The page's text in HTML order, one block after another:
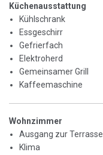
Küchenausstattung
Kühlschrank
Essgeschirr
Gefrierfach
Elektroherd
Gemeinsamer Grill
Kaffeemaschine
Wohnzimmer
Ausgang zur Terrasse
Klima